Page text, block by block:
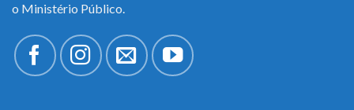
o Ministério Público.